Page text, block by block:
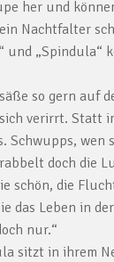
her und
Nachtfalter
und „Spindula“
so gern auf
verirrt. Statt
Schwupps, wen
doch die
schön, die
das Leben in
nur.“
sitzt in ihrem